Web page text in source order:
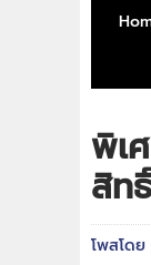
พิเ
สิท
โพสโดย